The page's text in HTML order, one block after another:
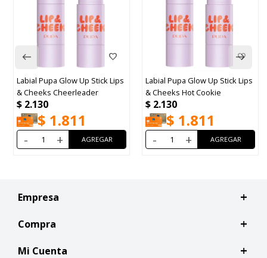
Labial Pupa Glow Up Stick Lips
& Cheeks Cheerleader
$ 2.130
$ 1.811
- +
Labial Pupa Glow Up Stick Lips
& Cheeks Hot Cookie
$ 2.130
$ 1.811
- +
Empresa
Compra
Mi Cuenta